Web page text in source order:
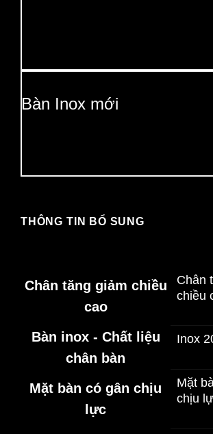
Bàn Inox mới
THÔNG TIN BỔ SUNG
Chân tăng giảm chiều
cao
Chân
chiều
Bàn inox - Chất liệu
chân bàn
Inox
Mặt bàn có gân chịu
lực
Mặt
chịu